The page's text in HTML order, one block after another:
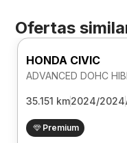
Ofertas
HONDA CIVIC
35.151 km2024/2024
Premium